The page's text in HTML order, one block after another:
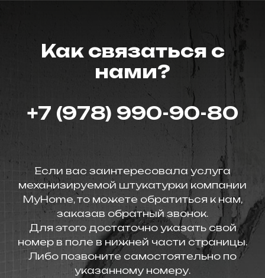
Как связаться с
нами?
+7 (978) 990-90-80
Если вас заинтересовала услуга
механизируемой штукатурки компании
MyHome, то можете обратиться к нам,
заказав обратный звонок.
Для этого достаточно указать свой
номер в поле в нижней части страницы.
Либо позвоните самостоятельно по
указанному номеру.